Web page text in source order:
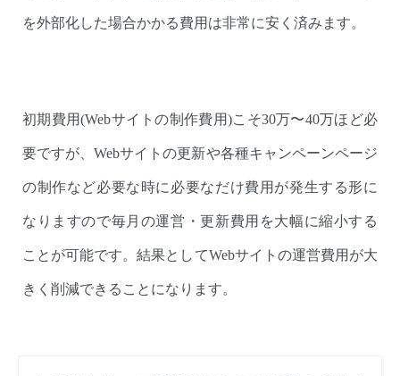
を外部化した場合かかる費用は非常に安く済みます。
初期費用(Webサイトの制作費用)こそ30万〜40万ほど必
要ですが、Webサイトの更新や各種キャンペーンページ
の制作など必要な時に必要なだけ費用が発生する形に
なりますので毎月の運営・更新費用を大幅に縮小する
ことが可能です。結果としてWebサイトの運営費用が大
きく削減できることになります。